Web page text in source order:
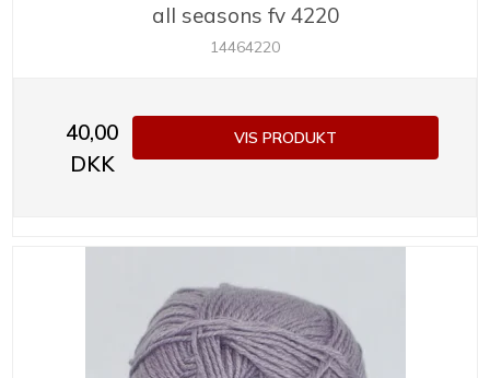
all seasons fv 4220
14464220
40,00
DKK
VIS PRODUKT